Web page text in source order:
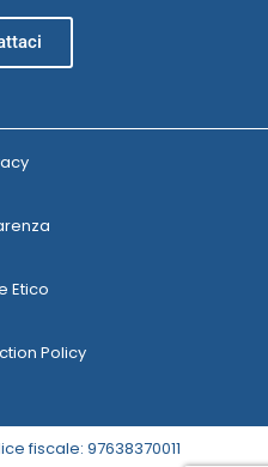
Etico
Policy
fiscale: 97638370011